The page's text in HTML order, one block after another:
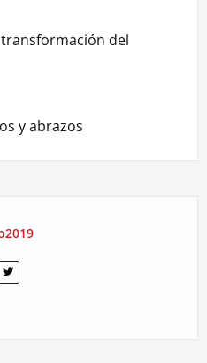
del
y abrazos